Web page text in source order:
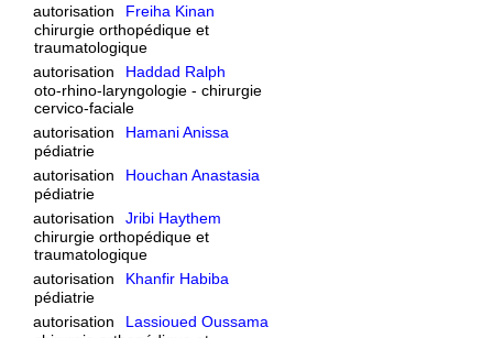
autorisation
Freiha Kinan
chirurgie orthopédique et
traumatologique
autorisation
Haddad Ralph
oto-rhino-laryngologie - chirurgie
cervico-faciale
autorisation
Hamani Anissa
pédiatrie
autorisation
Houchan Anastasia
pédiatrie
autorisation
Jribi Haythem
chirurgie orthopédique et
traumatologique
autorisation
Khanfir Habiba
pédiatrie
autorisation
Lassioued Oussama